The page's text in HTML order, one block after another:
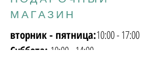
МАГАЗИН
вторник - пятница:10:00 - 17:00
Суббота: 10:00 - 14:00